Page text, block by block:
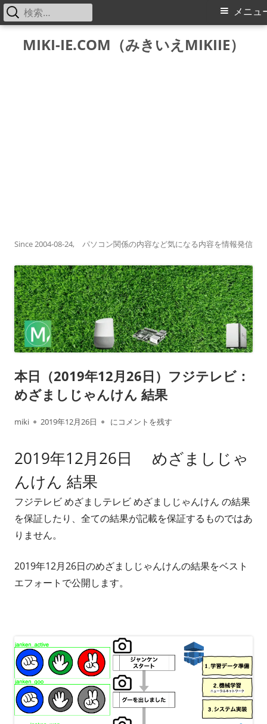
MIKI-IE.COM（みきいえMIKIIE）
Since 2004-08-24, パソコン関係の内容など気になる内容を情報発信
メ
メニュ
検
索:
本日（2019年12月26日）フジテレビ：
めざましじゃんけん 結果
作
者
miki
公
日
2019年12月26日 本日（2019年12月26日）フジテレビ： めざ
にコメントを残す
2019年12月26日 めざましじゃ
んけん 結果
フジテレビ めざましテレビ めざましじゃんけん の結果
を保証したり、全ての結果が記載を保証するものではあ
りません。
2019年12月26日のめざましじゃんけんの結果をベスト
エフォートで公開します。